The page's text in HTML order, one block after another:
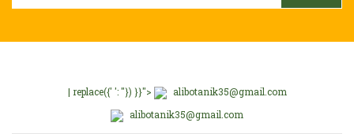
| replace({' ': ''}) }}">
alibotanik35@gmail.com
alibotanik35@gmail.com